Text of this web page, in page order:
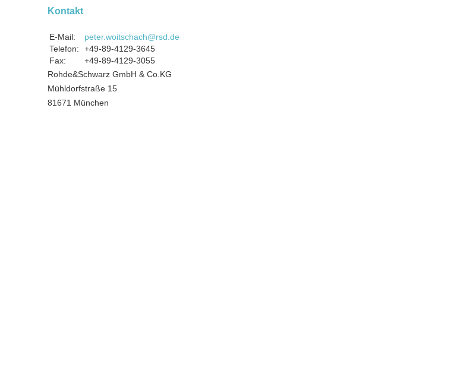
Kontakt
E-Mail:
peter.woitschach@rsd.de
Telefon:
+49-89-4129-3645
Fax:
+49-89-4129-3055
Rohde&Schwarz GmbH & Co.KG
Mühldorfstraße 15
81671 München